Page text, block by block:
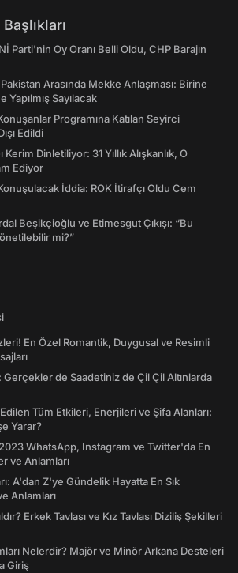
Parti'nin Oy Oranı Belli Oldu, CHP Barajın
Arasında Mekke Anlaşması: Birine
Yapılmış Sayılacak
Programına Katılan Seyirci
Edildi
Dinletiliyor: 31 Yıllık Alışkanlık, O
Ediyor
İddia: ROK İtirafçı Oldu Cem
Beşikçioğlu ve Etimesgut Çıkışı: “Bu
mi?”
En Özel Romantik, Duygusal ve Resimli
Gerçekler de Saadetiniz de Çil Çil Altınlarda
Tüm Etkileri, Enerjileri ve Şifa Alanları:
Yarar?
WhatsApp, Instagram ve Twitter'da En
ve Anlamları
A'dan Z'ye Gündelik Hayatta En Sık
Anlamları
Erkek Tavlası ve Kız Tavlası Diziliş Şekilleri
Nelerdir? Majör ve Minör Arkana Desteleri
Giriş